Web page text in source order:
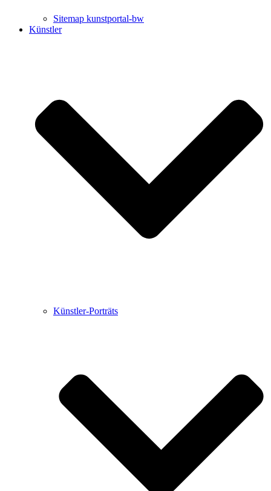
Sitemap kunstportal-bw
Künstler
Künstler-Porträts